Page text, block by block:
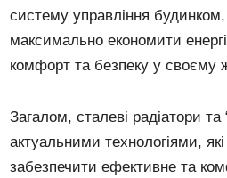
систему управління
максимально економити
комфорт та безпеку у своєму
Загалом, сталеві радіатори та
актуальними технологіями,
забезпечити ефективне та